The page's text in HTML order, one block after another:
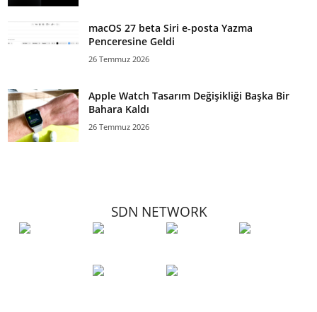
macOS 27 beta Siri e-posta Yazma
Penceresine Geldi
26 Temmuz 2026
Apple Watch Tasarım Değişikliği Başka Bir
Bahara Kaldı
26 Temmuz 2026
SDN NETWORK